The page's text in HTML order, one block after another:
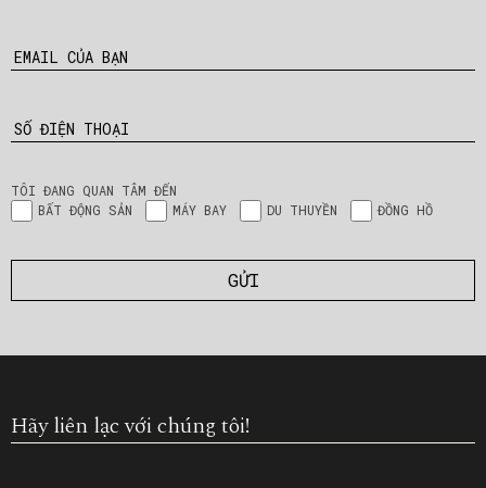
EMAIL CỦA BẠN
SỐ ĐIỆN THOẠI
TÔI ĐANG QUAN TÂM ĐẾN
BẤT ĐỘNG SẢN
MÁY BAY DU THUYỀN ĐỒNG HỒ
Hãy liên lạc với chúng tôi!